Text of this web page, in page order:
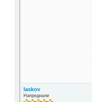
laskov
Напреднали